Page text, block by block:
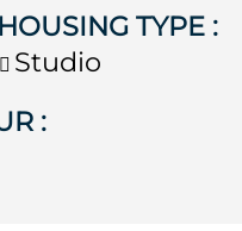
HOUSING TYPE :
Studio
: